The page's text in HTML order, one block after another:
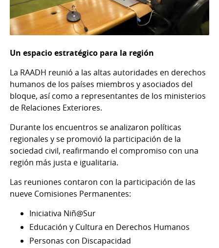
Un espacio estratégico para la región
La RAADH reunió a las altas autoridades en derechos
humanos de los países miembros y asociados del
bloque, así como a representantes de los ministerios
de Relaciones Exteriores.
Durante los encuentros se analizaron políticas
regionales y se promovió la participación de la
sociedad civil, reafirmando el compromiso con una
región más justa e igualitaria.
Las reuniones contaron con la participación de las
nueve Comisiones Permanentes:
Iniciativa Niñ@Sur
Educación y Cultura en Derechos Humanos
Personas con Discapacidad